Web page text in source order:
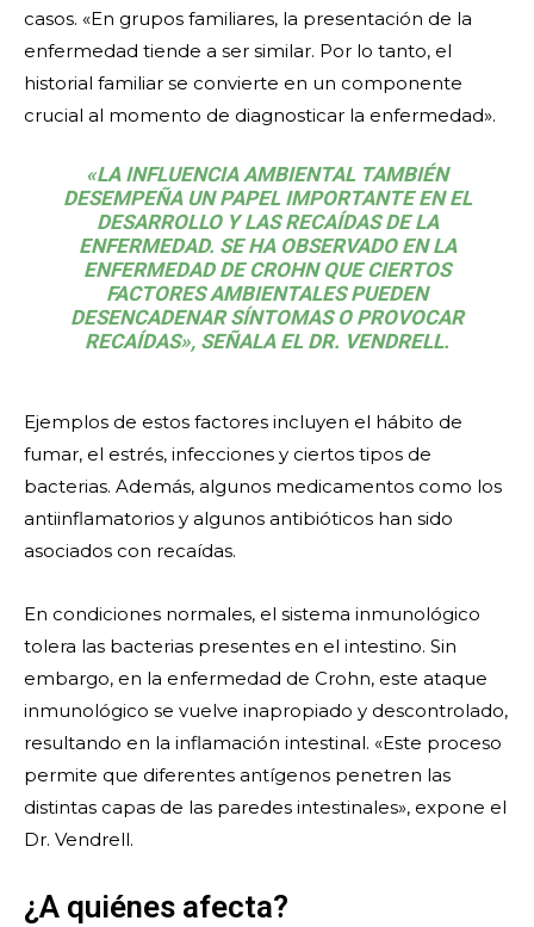
casos. «En grupos familiares, la presentación de la
enfermedad tiende a ser similar. Por lo tanto, el
historial familiar se convierte en un componente
crucial al momento de diagnosticar la enfermedad».
«LA INFLUENCIA AMBIENTAL TAMBIÉN
DESEMPEÑA UN PAPEL IMPORTANTE EN EL
DESARROLLO Y LAS RECAÍDAS DE LA
ENFERMEDAD. SE HA OBSERVADO EN LA
ENFERMEDAD DE CROHN QUE CIERTOS
FACTORES AMBIENTALES PUEDEN
DESENCADENAR SÍNTOMAS O PROVOCAR
RECAÍDAS», SEÑALA EL DR. VENDRELL.
Ejemplos de estos factores incluyen el hábito de
fumar, el estrés, infecciones y ciertos tipos de
bacterias. Además, algunos medicamentos como los
antiinflamatorios y algunos antibióticos han sido
asociados con recaídas.
En condiciones normales, el sistema inmunológico
tolera las bacterias presentes en el intestino. Sin
embargo, en la enfermedad de Crohn, este ataque
inmunológico se vuelve inapropiado y descontrolado,
resultando en la inflamación intestinal. «Este proceso
permite que diferentes antígenos penetren las
distintas capas de las paredes intestinales», expone el
Dr. Vendrell.
¿A quiénes afecta?